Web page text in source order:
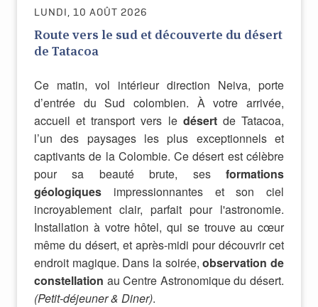
LUNDI, 10 AOÛT 2026
Route vers le sud et découverte du désert
de Tatacoa
Ce matin, vol intérieur direction Neiva, porte
d’entrée du Sud colombien. À votre arrivée,
accueil et transport vers le désert de Tatacoa,
l’un des paysages les plus exceptionnels et
captivants de la Colombie. Ce désert est célèbre
pour sa beauté brute, ses formations
géologiques impressionnantes et son ciel
incroyablement clair, parfait pour l'astronomie.
Installation à votre hôtel, qui se trouve au cœur
même du désert, et après-midi pour découvrir cet
endroit magique. Dans la soirée,observation de
constellation au Centre Astronomique du désert.
(Petit-déjeuner & Diner).